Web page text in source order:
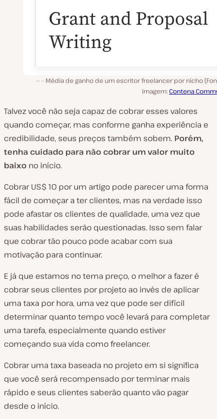
– Média de ganho de um escritor freelancer por nicho
imagem:Contena
Talvez você não seja capaz de cobrar esses valores
quando começar, mas conforme ganha experiência e
credibilidade, seus preços também sobem. Porém,
tenha cuidado para não cobrar um valor muito
baixo no início.
Cobrar US$ 10 por um artigo pode parecer uma forma
fácil de começar a ter clientes, mas na verdade isso
pode afastar os clientes de qualidade, uma vez que
suas habilidades serão questionadas. Isso sem falar
que cobrar tão pouco pode acabar com sua
motivação para continuar.
E já que estamos no tema preço, o melhor a fazer é
cobrar seus clientes por projeto ao invés de aplicar
uma taxa por hora, uma vez que pode ser difícil
determinar quanto tempo você levará para completar
uma tarefa, especialmente quando estiver
começando sua vida como freelancer.
Cobrar uma taxa baseada no projeto em si significa
que você será recompensado por terminar mais
rápido e seus clientes saberão quanto vão pagar
desde o início.